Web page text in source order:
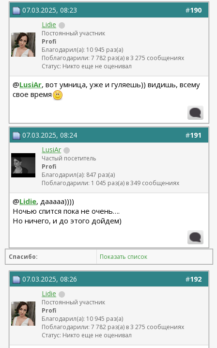
#190
07.03.2025, 08:23
Lidie
Постоянный участник
Profi
Благодарил(а): 10 945 раз(а)
Поблагодарили: 7 782 раз(а) в 3 275 сообщениях
Статус: Никто еще не оценивал
@LusiAr, вот умница, уже и гуляешь)) видишь, всему
свое время
#191
07.03.2025, 08:24
LusiAr
Частый посетитель
Profi
Благодарил(а): 847 раз(а)
Поблагодарили: 1 045 раз(а) в 349 сообщениях
@Lidie, дааааа))))
Ночью спится пока не очень….
Но ничего, и до этого дойдем)
Спасибо: Показать список
#192
07.03.2025, 08:26
Lidie
Постоянный участник
Profi
Благодарил(а): 10 945 раз(а)
Поблагодарили: 7 782 раз(а) в 3 275 сообщениях
Статус: Никто еще не оценивал